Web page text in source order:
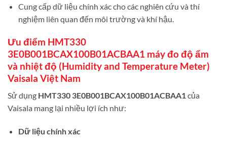
Cung cấp dữ liệu chính xác cho các nghiên cứu và thí
nghiệm liên quan đến môi trường và khí hậu.
Ưu điểm HMT330
3E0B001BCAX100B01ACBAA1 máy đo độ ẩm
và nhiệt độ (Humidity and Temperature Meter)
Vaisala Việt Nam
Sử dụng HMT330 3E0B001BCAX100B01ACBAA1của
Vaisala mang lại nhiều lợi ích như:
Dữ liệu chính xác